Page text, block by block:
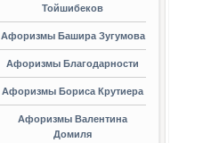
Тойшибеков
Афоризмы Башира Зугумова
Афоризмы Благодарности
Афоризмы Бориса Крутиера
Афоризмы Валентина
Домиля